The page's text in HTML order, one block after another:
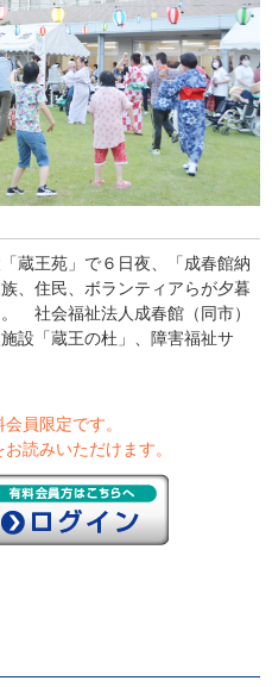
蔵王苑」で６日夜、「成春館納
、住民、ボランティアらが夕暮
社会福祉法人成春館（同市）
設「蔵王の杜」、障害福祉サ
員限定です。
読みいただけます。